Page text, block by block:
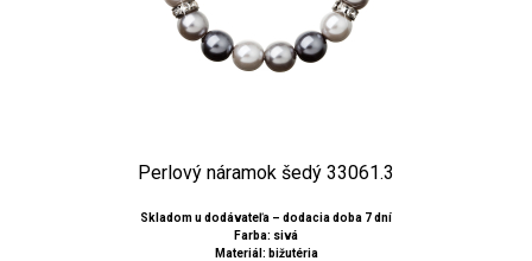
Perlový náramok šedý 33061.3
Skladom u dodávateľa – dodacia doba 7 dní
Farba: sivá
Materiál: bižutéria